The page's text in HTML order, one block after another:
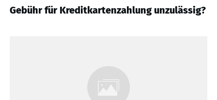
Gebühr für Kreditkartenzahlung unzulässig?